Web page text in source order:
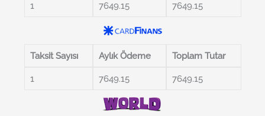
1 7649.15 7649.15
Taksit Sayısı Aylık Ödeme Toplam Tutar
1 7649.15 7649.15